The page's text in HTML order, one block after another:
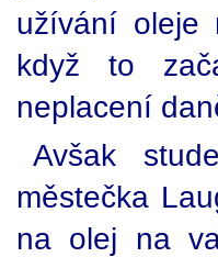
užívání oleje
když to
neplacení
Avšak
městečka
na olej na